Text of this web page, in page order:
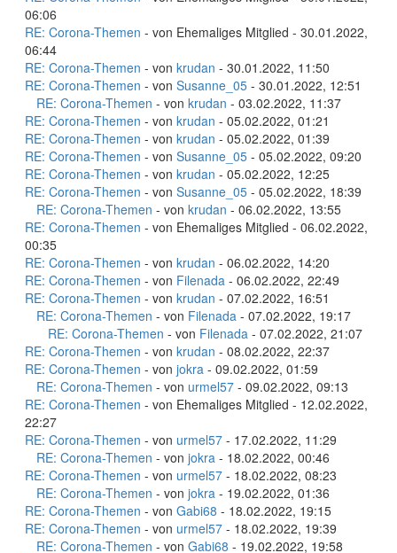
06:06
RE: Corona-Themen - von Ehemaliges Mitglied - 30.01.2022,
06:44
RE: Corona-Themen - von krudan - 30.01.2022, 11:50
RE: Corona-Themen - von Susanne_05 - 30.01.2022, 12:51
RE: Corona-Themen - von krudan - 03.02.2022, 11:37
RE: Corona-Themen - von krudan - 05.02.2022, 01:21
RE: Corona-Themen - von krudan - 05.02.2022, 01:39
RE: Corona-Themen - von Susanne_05 - 05.02.2022, 09:20
RE: Corona-Themen - von krudan - 05.02.2022, 12:25
RE: Corona-Themen - von Susanne_05 - 05.02.2022, 18:39
RE: Corona-Themen - von krudan - 06.02.2022, 13:55
RE: Corona-Themen - von Ehemaliges Mitglied - 06.02.2022,
00:35
RE: Corona-Themen - von krudan - 06.02.2022, 14:20
RE: Corona-Themen - von Filenada - 06.02.2022, 22:49
RE: Corona-Themen - von krudan - 07.02.2022, 16:51
RE: Corona-Themen - von Filenada - 07.02.2022, 19:17
RE: Corona-Themen - von Filenada - 07.02.2022, 21:07
RE: Corona-Themen - von krudan - 08.02.2022, 22:37
RE: Corona-Themen - von jokra - 09.02.2022, 01:59
RE: Corona-Themen - von urmel57 - 09.02.2022, 09:13
RE: Corona-Themen - von Ehemaliges Mitglied - 12.02.2022,
22:27
RE: Corona-Themen - von urmel57 - 17.02.2022, 11:29
RE: Corona-Themen - von jokra - 18.02.2022, 00:46
RE: Corona-Themen - von urmel57 - 18.02.2022, 08:23
RE: Corona-Themen - von jokra - 19.02.2022, 01:36
RE: Corona-Themen - von Gabi68 - 18.02.2022, 19:15
RE: Corona-Themen - von urmel57 - 18.02.2022, 19:39
RE: Corona-Themen - von Gabi68 - 19.02.2022, 19:58